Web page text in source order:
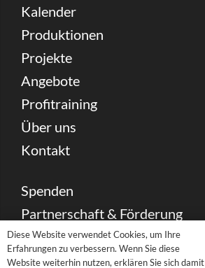
Kalender
Produktionen
Projekte
Angebote
Profitraining
Über uns
Kontakt
Spenden
Partnerschaft & Förderung
Presse Download
Archiv
Diese Website verwendet Cookies, um Ihre
Erfahrungen zu verbessern. Wenn Sie diese
Website weiterhin nutzen, erklären Sie sich damit